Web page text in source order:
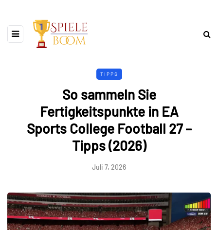
TIPPS
So sammeln Sie
Fertigkeitspunkte in EA
Sports College Football 27 –
Tipps (2026)
Juli 7, 2026